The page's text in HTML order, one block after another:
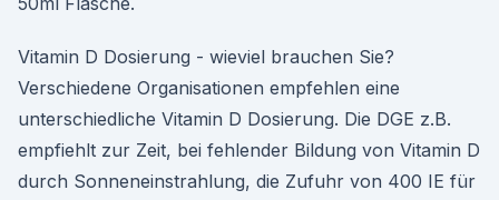
Vitamin D Dosierung - wieviel brauchen Sie?
Verschiedene Organisationen empfehlen eine
unterschiedliche Vitamin D Dosierung. Die DGE z.B.
empfiehlt zur Zeit, bei fehlender Bildung von Vitamin D
durch Sonneneinstrahlung, die Zufuhr von 400 IE für